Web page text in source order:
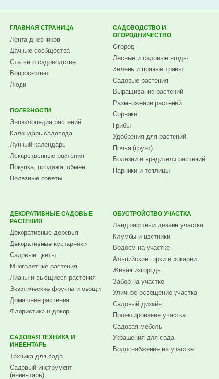
ГЛАВНАЯ СТРАНИЦА
Лента дневников
Дачные сообщества
Статьи о садоводстве
Вопрос-ответ
Люди
ПОЛЕЗНОСТИ
Энциклопедия растений
Календарь садовода
Лунный календарь
Лекарственные растения
Покупка, продажа, обмен
Полезные советы
САДОВОДСТВО И
ОГОРОДНИЧЕСТВО
Огород
Лесные и садовые ягоды
Зелень и пряные травы
Садовые растения
Выращивание растений
Размножение растений
Сорняки
Грибы
Удобрения для растений
Почва (грунт)
Болезни и вредители растений
Парники и теплицы
ДЕКОРАТИВНЫЕ САДОВЫЕ
РАСТЕНИЯ
Декоративные деревья
Декоративные кустарники
Садовые цветы
Многолетние растения
Лианы и вьющиеся растения
Экзотические фрукты и овощи
Домашние растения
Флористика и декор
САДОВАЯ ТЕХНИКА И
ИНВЕНТАРЬ
Техника для сада
Садовый инструмент
(инвентарь)
ОБУСТРОЙСТВО УЧАСТКА
Ландшафтный дизайн участка
Клумбы и цветники
Водоем на участке
Альпийские горки и рокарии
Живая изгородь
Забор на участке
Уличное освещение участка
Садовый дизайн
Проектирование участка
Садовая мебель
Украшения для сада
Водоснабжение на участке